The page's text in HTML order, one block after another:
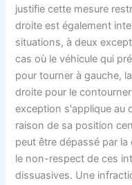
justifie cette mesure
droite est également
situations, à deux
cas où le véhicule qui
pour tourner à gauche,
droite pour le
exception s'applique au
raison de sa position
peut être dépassé par
le non-respect de ces
dissuasives. Une